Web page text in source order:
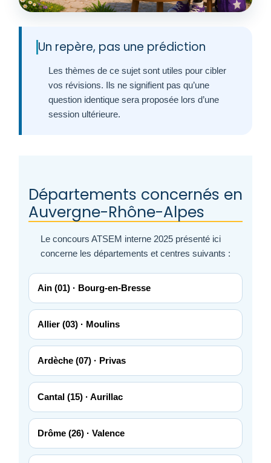
Un repère, pas une prédiction
Les thèmes de ce sujet sont utiles pour cibler
vos révisions. Ils ne signifient pas qu’une
question identique sera proposée lors d’une
session ultérieure.
Départements concernés en
Auvergne-Rhône-Alpes
Le concours ATSEM interne 2025 présenté ici
concerne les départements et centres suivants :
Ain (01) · Bourg-en-Bresse
Allier (03) · Moulins
Ardèche (07) · Privas
Cantal (15) · Aurillac
Drôme (26) · Valence